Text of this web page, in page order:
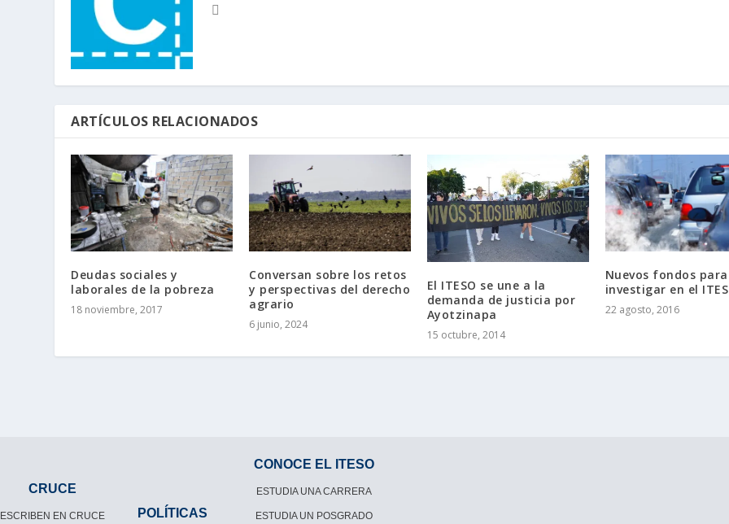
ARTÍCULOS RELACIONADOS
Deudas sociales y
laborales de la pobreza
18 noviembre, 2017
Conversan sobre los retos
y perspectivas del derecho
agrario
6 junio, 2024
El ITESO se une a la
demanda de justicia por
Ayotzinapa
15 octubre, 2014
Nuevos fondos para
investigar en el
22 agosto, 2016
CRUCE
ESCRIBEN EN CRUCE POLÍTICAS
CONOCE EL ITESO
ESTUDIA UNA CARRERA
ESTUDIA UN POSGRADO